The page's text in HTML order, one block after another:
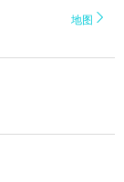
地图 